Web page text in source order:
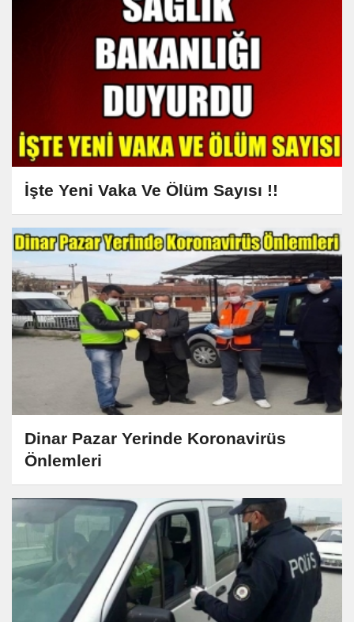
İşte Yeni Vaka Ve Ölüm Sayısı !!
Dinar Pazar Yerinde Koronavirüs
Önlemleri